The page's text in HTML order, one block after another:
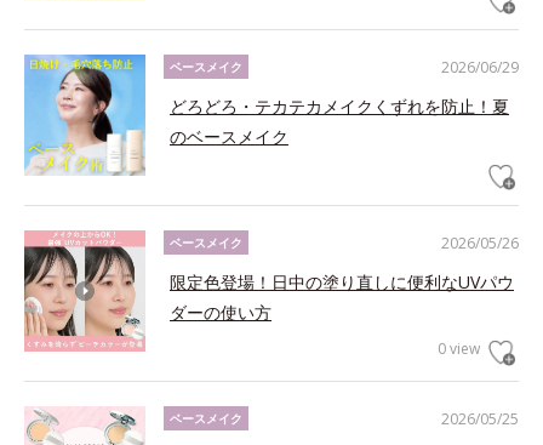
2026/06/29
ベースメイク
どろどろ・テカテカメイクくずれを防止！夏
のベースメイク
2026/05/26
ベースメイク
限定色登場！日中の塗り直しに便利なUVパウ
ダーの使い方
0 view
2026/05/25
ベースメイク